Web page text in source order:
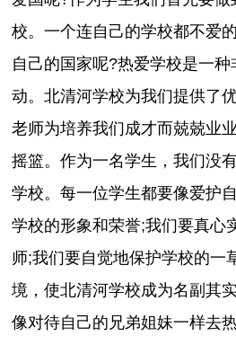
校。一个连自己的学校都不爱
自己的国家呢?热爱学校是一
动。北清河学校为我们提供了
老师为培养我们成才而兢兢业
摇篮。作为一名学生，我们没
学校。每一位学生都要像爱护
学校的形象和荣誉;我们要真心
师;我们要自觉地保护学校的一
境，使北清河学校成为名副其
像对待自己的兄弟姐妹一样去